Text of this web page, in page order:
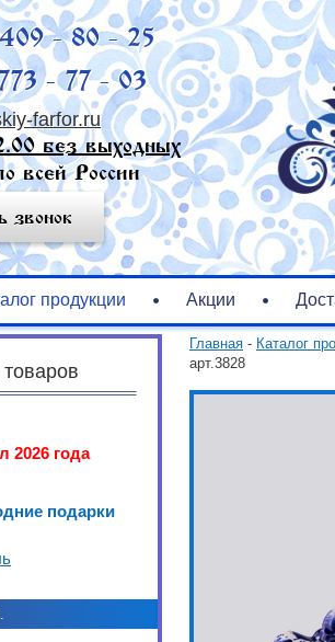
- 80 - 25
- 77 - 03
farfor.ru
без выходных
всей России
звонок
продукции Акции
товаров
2026 года
подарки
Главная - Каталог
арт.3828